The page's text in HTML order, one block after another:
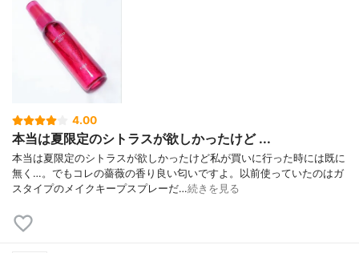
4.00
本当は夏限定のシトラスが欲しかったけど ...
本当は夏限定のシトラスが欲しかったけど私が買いに行った時には既に
無く…。でもコレの薔薇の香り良い匂いですよ。以前使っていたのはガ
スタイプのメイクキープスプレーだ…続きを見る